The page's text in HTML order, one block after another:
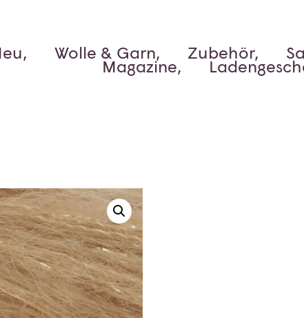
Wolle & Garn, Zubehör,
Magazine,